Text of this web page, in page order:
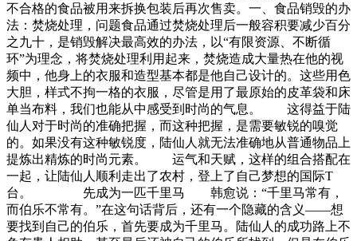
不合格的食品被用来拆换包装后再次售卖。一、食品销毁的办
法：焚烧处理，问题食品通过焚烧处理后一般容积要减少百分
之九十，是销毁解决最高效的办法，以“有限资源、不断循
环”为理念，将焚烧处理利用起来，焚烧造成大量热在他的视
频中，他身上的衣服和造型基本都是他自己设计的。这些用色
大胆，样式不拘一格的衣服，尽管是用了最原始的皮革袋和床
单当布料，我们也能从中感受到时尚的气息。 这得益于陆
仙人对于时尚的准确把握，而这种把握，是需要敏锐的嗅觉
的。如果没有这种敏锐度，陆仙人就无法准确地从普通物品上
提炼出精炼的时尚元素。 运气和天赋，这样的组合搭配在
一起，让陆仙人顺利走出了农村，登上了自己梦想的国际T
台。 先成为一匹千里马 韩愈说：“千里马常有，
而伯乐不常有。”在这句话背后，还有一个隐藏的含义——想
要找到自己的伯乐，首先要成为千里马。陆仙人的成功路上不